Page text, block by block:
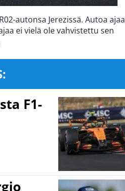
autonsa Jerezissä. Autoa ajaa
ei vielä ole vahvistettu sen
F1-